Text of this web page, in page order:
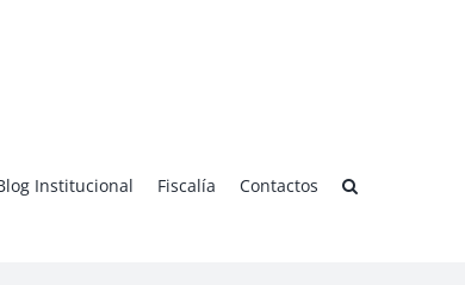
Institucional Fiscalía Contactos